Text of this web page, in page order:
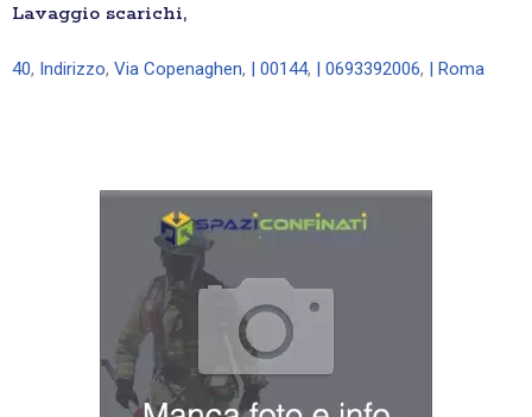
Lavaggio scarichi,
40, Indirizzo, Via Copenaghen, | 00144, | 0693392006, | Roma